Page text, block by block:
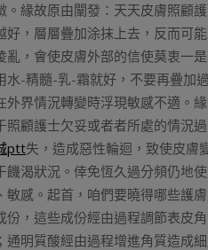
緣故原由闡發：天天皮膚照顧
，層層疊加涂抹上去，反而可
，會使皮膚外部的信使莫衷一
-精髓-乳-霜就好，不要再疊加
界情況轉變時浮現敏感不適。
顧護士欠妥或者者所處的情況
ptt失，造成惡性輪迴，致使皮膚
渴狀況。倖免恆久過分頻仍地
感。起首，咱們要曉得哪些護
，這些成份經由過程調節表皮
通明質酸經由過程增進角質造成